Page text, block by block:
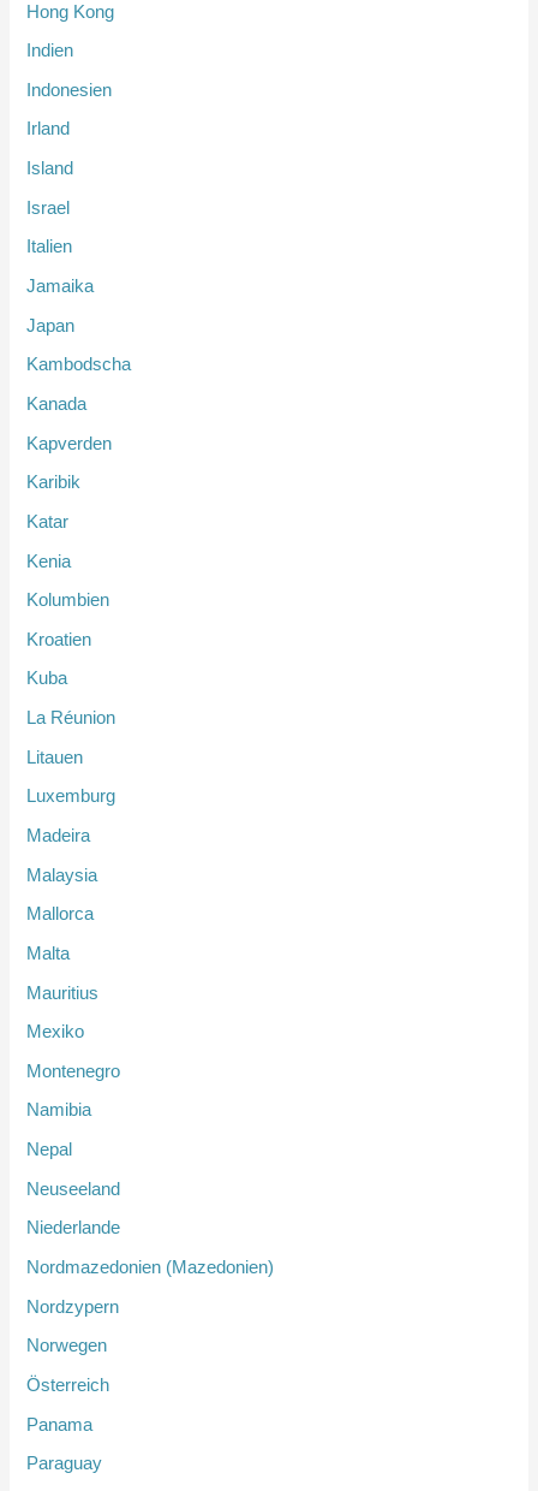
Hong Kong
Indien
Indonesien
Irland
Island
Israel
Italien
Jamaika
Japan
Kambodscha
Kanada
Kapverden
Karibik
Katar
Kenia
Kolumbien
Kroatien
Kuba
La Réunion
Litauen
Luxemburg
Madeira
Malaysia
Mallorca
Malta
Mauritius
Mexiko
Montenegro
Namibia
Nepal
Neuseeland
Niederlande
Nordmazedonien (Mazedonien)
Nordzypern
Norwegen
Österreich
Panama
Paraguay